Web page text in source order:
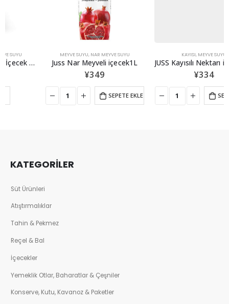
NAR MEYVE SUYU
Juss Nar Meyveli içecek1L
SEPETE EKLE
MEYVE SUYU
JUSS Kayısılı Nektarı içecek 1L
SEPETE EKLE
KATEGORİLER
Süt Ürünleri
Atıştırmalıklar
Tahin & Pekmez
Reçel & Bal
İçecekler
Yemeklik Otlar, Baharatlar & Çeşniler
Konserve, Kutu, Kavanoz & Paketler